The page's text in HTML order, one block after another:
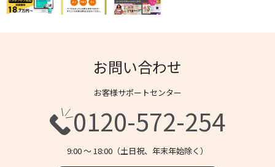
お問い合わせ
お客様サポートセンター
0120-572-254
9:00 〜 18:00（土日祝、年末年始除く）